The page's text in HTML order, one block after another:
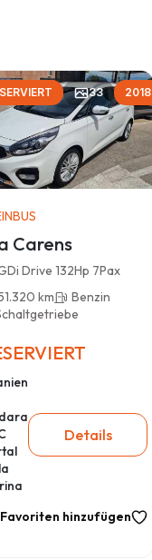
33 2018
Carens
Drive 132Hp 7Pax
km
Benzin
Details
hinzufügen